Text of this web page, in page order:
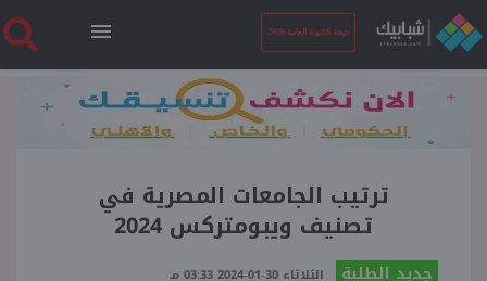
نتيجة الثانوية العامة 2026
الرئيسية
نتيجة الثانوية العامة 2026
ترتيب الجامعات المصرية في
تصنيف ويبومتركس 2024
جديد الطلبة الثلاثاء 30-01-2024 03:33 مـ